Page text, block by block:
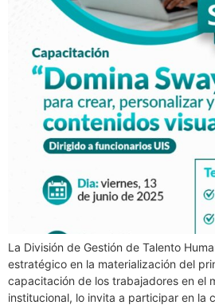
La División de Gestión de Talento
estratégico en la materialización del
capacitación de los trabajadores en el
institucional, lo invita a participar en la